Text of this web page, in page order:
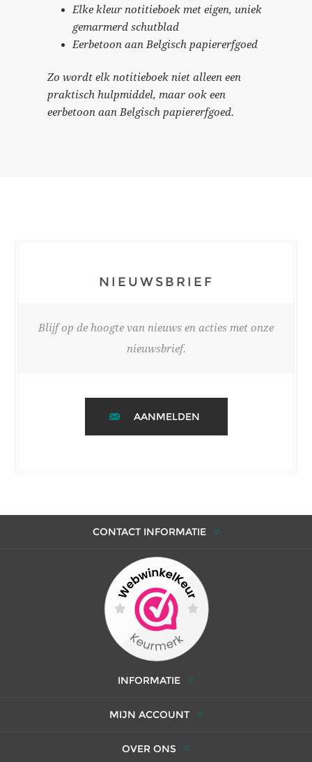
Elke kleur notitieboek met eigen, uniek
gemarmerd schutblad
Eerbetoon aan Belgisch papiererfgoed
Zo wordt elk notitieboek niet alleen een
praktisch hulpmiddel, maar ook een
eerbetoon aan Belgisch papiererfgoed.
NIEUWSBRIEF
Blijf op de hoogte van nieuws en acties met onze
nieuwsbrief.
AANMELDEN
CONTACT INFORMATIE
INFORMATIE
MIJN ACCOUNT
OVER ONS